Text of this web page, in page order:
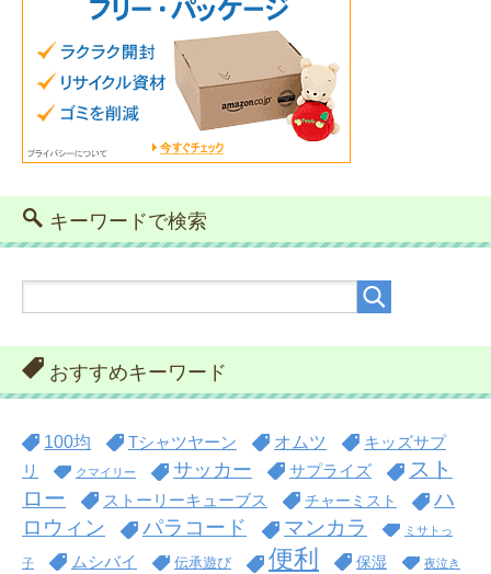
キーワードで検索
おすすめキーワード
100均 Tシャツヤーン オムツ
キッズサプ
リ
クマイリー サッカー サプライズ
スト
ロー
ストーリーキューブス チャーミスト
ハ
ロウィン
パラコード マンカラ ミサトっ
子 ムシバイ 伝承遊び 便利 保湿 夜泣き